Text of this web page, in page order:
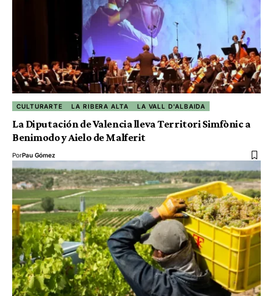
CULTURARTE LA RIBERA ALTA LA VALL D'ALBAIDA
La Diputación de Valencia lleva Territori Simfònic a
Benimodo y Aielo de Malferit
PorPau Gómez